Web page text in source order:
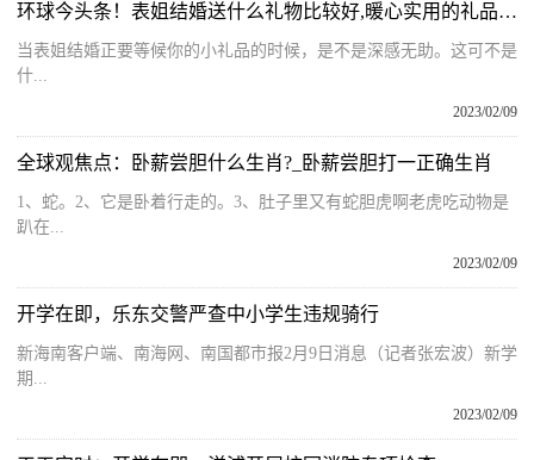
环球今头条！表姐结婚送什么礼物比较好,暖心实用的礼品推荐
当表姐结婚正要等候你的小礼品的时候，是不是深感无助。这可不是
什...
2023/02/09
全球观焦点：卧薪尝胆什么生肖?_卧薪尝胆打一正确生肖
1、蛇。2、它是卧着行走的。3、肚子里又有蛇胆虎啊老虎吃动物是
趴在...
2023/02/09
开学在即，乐东交警严查中小学生违规骑行
新海南客户端、南海网、南国都市报2月9日消息（记者张宏波）新学
期...
2023/02/09